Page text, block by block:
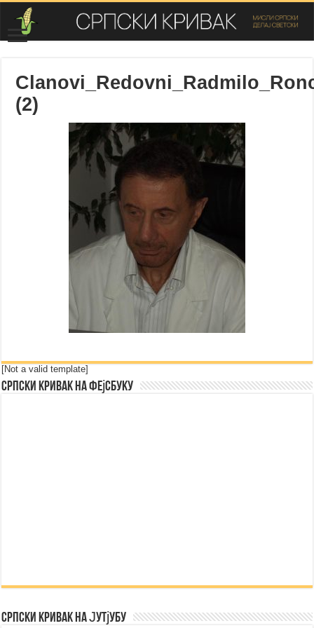
(2)
[Not a valid template]
Српски Кривак на Фејсбуку
Српски Кривак на Јутјубу